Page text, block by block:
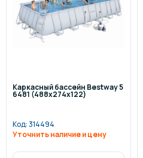
Каркасный бассейн Bestway 5
6481 (488х274х122)
Код:314494
Уточнить наличие и цену